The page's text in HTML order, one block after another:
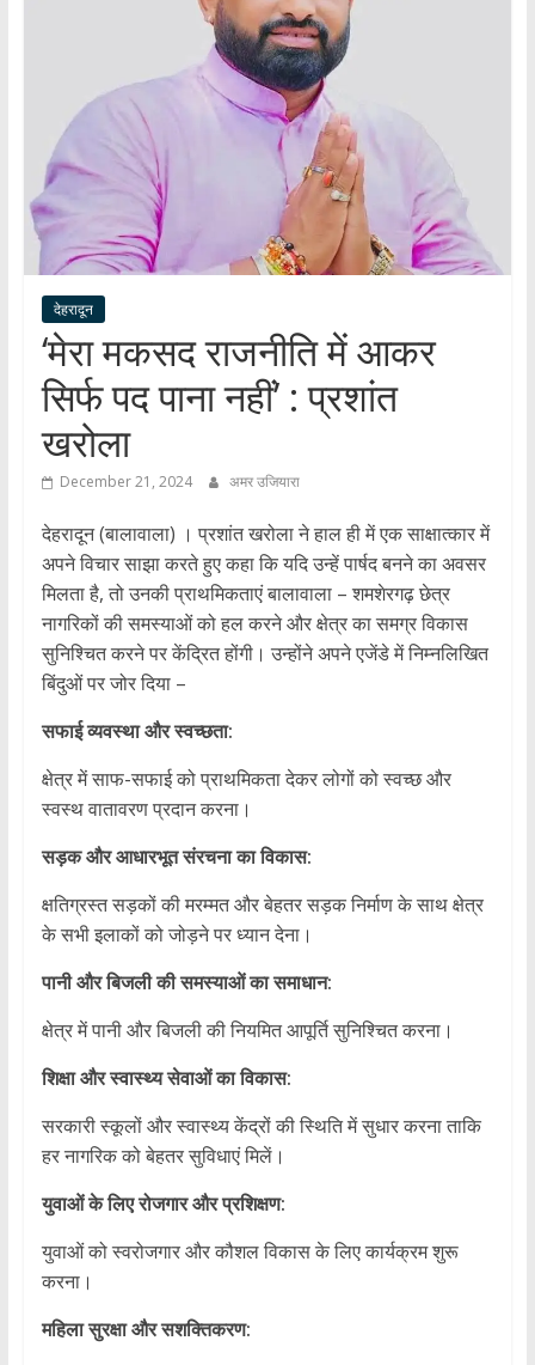
सबकी
खबर
देहरादून
‘मेरा मकसद राजनीति में आकर
सिर्फ पद पाना नहीं’ : प्रशांत
खरोला
December 21, 2024 अमर उजियारा
देहरादून (बालावाला) । प्रशांत खरोला ने हाल ही में एक साक्षात्कार में
अपने विचार साझा करते हुए कहा कि यदि उन्हें पार्षद बनने का अवसर
मिलता है, तो उनकी प्राथमिकताएं बालावाला – शमशेरगढ़ छेत्र
नागरिकों की समस्याओं को हल करने और क्षेत्र का समग्र विकास
सुनिश्चित करने पर केंद्रित होंगी। उन्होंने अपने एजेंडे में निम्नलिखित
बिंदुओं पर जोर दिया –
सफाई व्यवस्था और स्वच्छता:
क्षेत्र में साफ-सफाई को प्राथमिकता देकर लोगों को स्वच्छ और
स्वस्थ वातावरण प्रदान करना।
सड़क और आधारभूत संरचना का विकास:
क्षतिग्रस्त सड़कों की मरम्मत और बेहतर सड़क निर्माण के साथ क्षेत्र
के सभी इलाकों को जोड़ने पर ध्यान देना।
पानी और बिजली की समस्याओं का समाधान:
क्षेत्र में पानी और बिजली की नियमित आपूर्ति सुनिश्चित करना।
शिक्षा और स्वास्थ्य सेवाओं का विकास:
सरकारी स्कूलों और स्वास्थ्य केंद्रों की स्थिति में सुधार करना ताकि
हर नागरिक को बेहतर सुविधाएं मिलें।
युवाओं के लिए रोजगार और प्रशिक्षण:
युवाओं को स्वरोजगार और कौशल विकास के लिए कार्यक्रम शुरू
करना।
महिला सुरक्षा और सशक्तिकरण: